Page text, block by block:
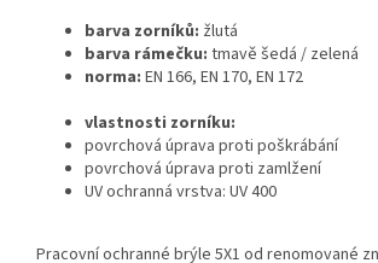
barva zorníků: žlutá
barva rámečku: tmavě šedá / zelená
norma: EN 166, EN 170, EN 172
vlastnosti zorníku:
povrchová úprava proti poškrábání
povrchová úprava proti zamlžení
UV ochranná vrstva: UV 400
Pracovní ochranné brýle 5X1 od renomované